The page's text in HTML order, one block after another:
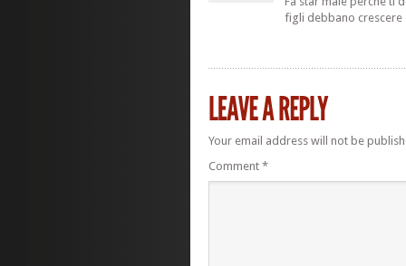
figli debbano crescere
Your email address will not be
Comment *